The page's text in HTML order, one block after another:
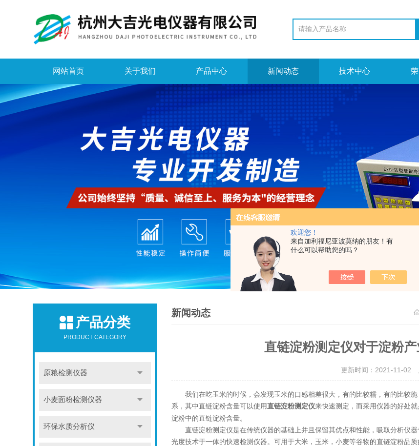
欢迎您！
来自加利福尼亚波莫纳的朋友！有
什么可以帮助您的吗？
网站首页 关于我们 产品中心 新闻动态 技术中心
产品分类
PRODUCT CATEGORY
原粮检测仪器
小麦面粉检测仪器
环保水质分析仪
新闻动态
直链淀粉测定仪对于淀粉
更新时间：2021-11-02
我们在吃玉米的时候，会发现玉米的口感相差很大，有的比较糯，有的比较
系，其中直链淀粉含量可以使用直链淀粉测定仪来快速测定，而采用仪器的好处
淀粉中的直链淀粉含量。
直链淀粉测定仪是在传统仪器的基础上并且保留其优点和性能，吸取分析仪
光度技术于一体的快速检测仪器。可用于大米，玉米，小麦等谷物的直链淀粉品